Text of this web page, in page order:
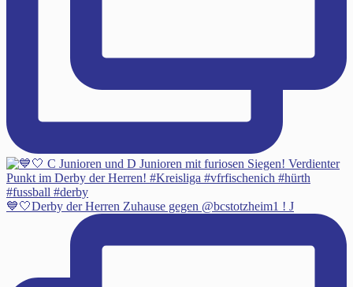
💙🤍Derby der Herren Zuhause gegen @bcstotzheim1 ! J